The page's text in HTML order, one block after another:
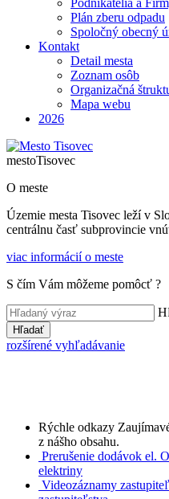
Podnikatelia a
Plán zberu odpadu
Spoločný obecný
Kontakt
Detail mesta
Zoznam osôb
Organizačná
Mapa webu
2026
mestoTisovec
O meste
Územie mesta Tisovec leží v
centrálnu časť subprovincie
viac informácií o meste
S čím Vám môžeme pomôcť ?
Hľadať
rozšírené vyhľadávanie
Rýchle odkazy
z nášho obsahu.
Prerušenie dodávok el.
elektriny
Videozáznamy